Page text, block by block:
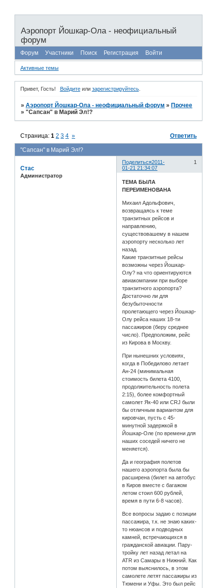
Аэропорт Йошкар-Ола - неофициальный
форум
Форум Участники Поиск Регистрация Войти
Активные темы
Привет, Гость! Войдитеили зарегистрируйтесь.
»Аэропорт Йошкар-Ола - неофициальный форум » Прочее
»"Сапсан" в Марий Эл!?
"Сапсан" в Марий Эл!?
Страница:1 2 3 4 » Ответить
Поделиться 1
2011-
01-21 21:34:07
Стас
Администратор
ТЕМА БЫЛА
ПЕРЕИМЕНОВАНА
Михаил Адольфович,
возвращаясь к теме
транзитных рейсов и
направлению,
существовашему в нашем
аэропорту несколько лет
назад.
Какие транзитные рейсы
возможны через Йошкар-
Олу? на что ориентируются
авиакомпании при выборе
транзитного аэропорта?
Достаточно ли для
безубыточности
пролетающего через Йошкар-
Олу рейса наших 18-ти
пассажиров (беру среднее
число). Предположим, рейс
из Кирова в Москву.
При нынешних условиях,
когда в Победилово летает
Ан-24 (минимальная
стоимость билета 4100,
продолжительность полета
2:15), более комфортный
самолет Як-40 или CRJ были
бы отличным вариантом для
кировчан, пусть с 45-
минутной задержкой в
Йошкар-Оле (по времени для
наших соседей ничего не
меняется).
Да и география полетов
нашего аэропорта была бы
расширена (билет на автобус
в Киров вместе с багажом
летом стоил 600 рублей,
время в пути 6-8 часов).
Все вопросы задаю с позиции
пассажира, т.к. не знаю каких-
то нюансов и подводных
камней, встречающихся в
гражданской авиации. Пару-
тройку лет назад летал на
АТR из Самары в Нижний. Как
потом выяснилось, в этом
самолете летят пассажиры из
Тюмени и Уфы. Это был рейс